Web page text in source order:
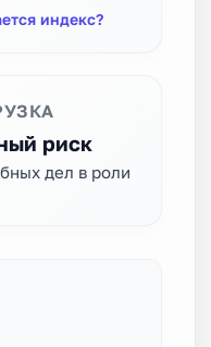
индекс?
риск
дел в роли